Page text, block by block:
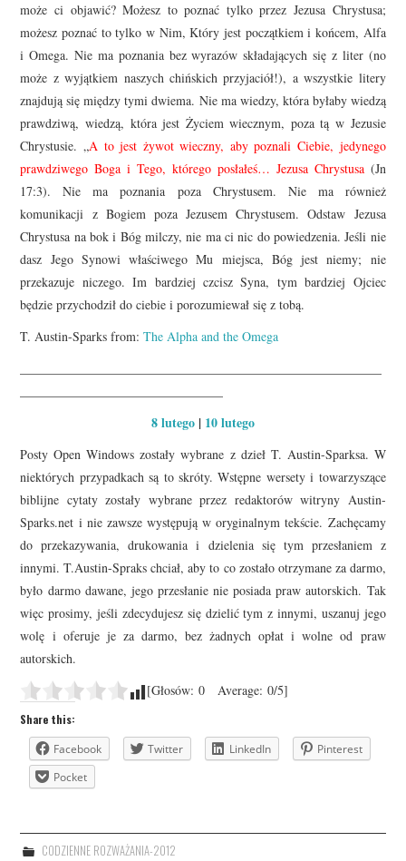
może ci objawić? Możesz to poznać tylko przez Jezusa Chrystusa;
możesz poznać to tylko w Nim, Który jest początkiem i końcem, Alfa
i Omega. Nie ma poznania bez wyrazów składających się z liter (no
może z wyjątkiem naszych chińskich przyjaciół!), a wszystkie litery
znajdują się między tymi dwiema. Nie ma wiedzy, która byłaby wiedzą
prawdziwą, wiedzą, która jest Życiem wiecznym, poza tą w Jezusie
Chrystusie. „A to jest żywot wieczny, aby poznali Ciebie, jedynego
prawdziwego Boga i Tego, którego posłałeś… Jezusa Chrystusa(Jn
17:3). Nie ma poznania poza Chrystusem. Nie ma również
komunikacji z Bogiem poza Jezusem Chrystusem. Odstaw Jezusa
Chrystusa na bok i Bóg milczy, nie ma ci nic do powiedzenia. Jeśli nie
dasz Jego Synowi właściwego Mu miejsca, Bóg jest niemy; nie
przekazuje niczego. Im bardziej czcisz Syna, tym bardziej Ojciec
będzie przychodził do ciebie i porozumiewał się z tobą.
T. Austin-Sparks from:The Alpha and the Omega
8 lutego | 10 lutego
Posty Open Windows zostały wybrane z dzieł T. Austin-Sparksa. W
niektórych przypadkach są to skróty. Wstępne wersety i towarzyszące
biblijne cytaty zostały wybrane przez redaktorów witryny Austin-
Sparks.net i nie zawsze występują w oryginalnym tekście. Zachęcamy
do przekazywania, drukowania i dzielenia się tym przesłaniem z
innymi. T.Austin-Spraks chciał, aby to co zostało otrzymane za darmo,
było darmo dawane, jego przesłanie nie posiada praw autorskich. Tak
więc prosimy, jeśli zdecydujesz się dzielić tym z innymi, uszanuj jego
wolę i oferuje je za darmo, bez żadnych opłat i wolne od praw
autorskich.
[Głosów:0 Average:0/5]
Share this:
Facebook
Twitter LinkedIn
Pinterest
Pocket
CODZIENNE ROZWAŻANIA-2012